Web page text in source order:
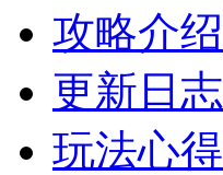
攻略介绍
更新日志
玩法心得